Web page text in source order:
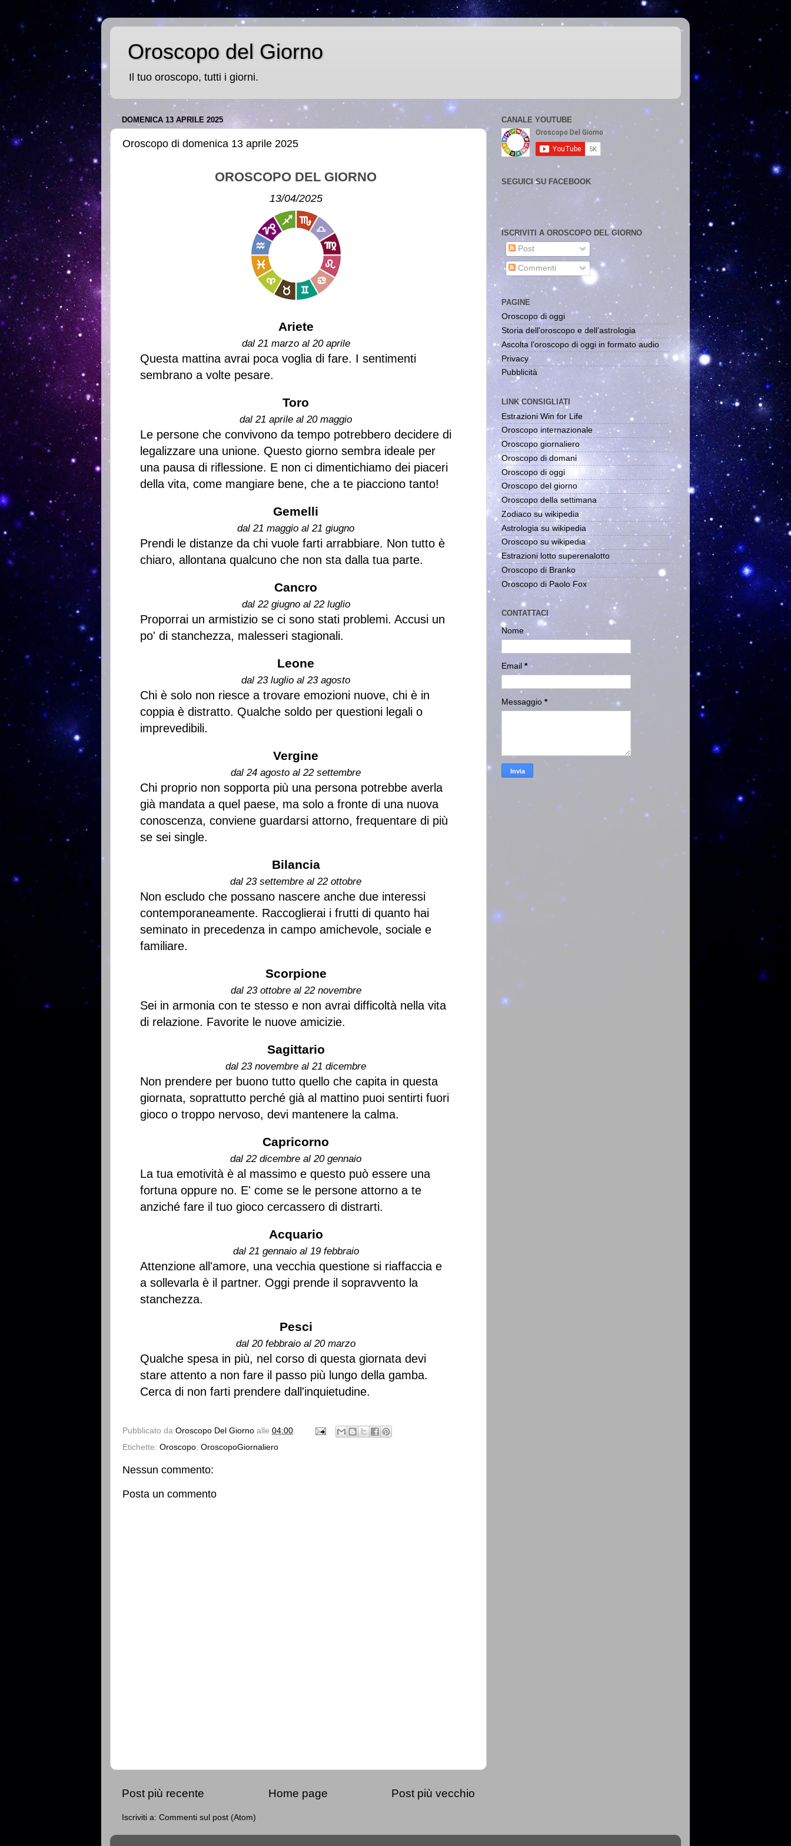
Oroscopo del Giorno
Il tuo oroscopo, tutti i giorni.
DOMENICA 13 APRILE 2025
Oroscopo di domenica 13 aprile 2025
OROSCOPO DEL GIORNO
13/04/2025
Ariete
dal 21 marzo al 20 aprile
Questa mattina avrai poca voglia di fare. I sentimenti
sembrano a volte pesare.
Toro
dal 21 aprile al 20 maggio
Le persone che convivono da tempo potrebbero decidere di
legalizzare una unione. Questo giorno sembra ideale per
una pausa di riflessione. E non ci dimentichiamo dei piaceri
della vita, come mangiare bene, che a te piacciono tanto!
Gemelli
dal 21 maggio al 21 giugno
Prendi le distanze da chi vuole farti arrabbiare. Non tutto è
chiaro, allontana qualcuno che non sta dalla tua parte.
Cancro
dal 22 giugno al 22 luglio
Proporrai un armistizio se ci sono stati problemi. Accusi un
po' di stanchezza, malesseri stagionali.
Leone
dal 23 luglio al 23 agosto
Chi è solo non riesce a trovare emozioni nuove, chi è in
coppia è distratto. Qualche soldo per questioni legali o
imprevedibili.
Vergine
dal 24 agosto al 22 settembre
Chi proprio non sopporta più una persona potrebbe averla
già mandata a quel paese, ma solo a fronte di una nuova
conoscenza, conviene guardarsi attorno, frequentare di più
se sei single.
Bilancia
dal 23 settembre al 22 ottobre
Non escludo che possano nascere anche due interessi
contemporaneamente. Raccoglierai i frutti di quanto hai
seminato in precedenza in campo amichevole, sociale e
familiare.
Scorpione
dal 23 ottobre al 22 novembre
Sei in armonia con te stesso e non avrai difficoltà nella vita
di relazione. Favorite le nuove amicizie.
Sagittario
dal 23 novembre al 21 dicembre
Non prendere per buono tutto quello che capita in questa
giornata, soprattutto perché già al mattino puoi sentirti fuori
gioco o troppo nervoso, devi mantenere la calma.
Capricorno
dal 22 dicembre al 20 gennaio
La tua emotività è al massimo e questo può essere una
fortuna oppure no. E' come se le persone attorno a te
anziché fare il tuo gioco cercassero di distrarti.
Acquario
dal 21 gennaio al 19 febbraio
Attenzione all'amore, una vecchia questione si riaffaccia e
a sollevarla è il partner. Oggi prende il sopravvento la
stanchezza.
Pesci
dal 20 febbraio al 20 marzo
Qualche spesa in più, nel corso di questa giornata devi
stare attento a non fare il passo più lungo della gamba.
Cerca di non farti prendere dall'inquietudine.
Pubblicato da Oroscopo Del Giorno alle 04:00
Etichette: Oroscopo OroscopoGiornaliero
Nessun commento:
Posta un commento
Post più recente Post più vecchio
Home page
Iscriviti a: Commenti sul post (Atom)
CANALE YOUTUBE
SEGUICI SU FACEBOOK
ISCRIVITI A OROSCOPO DEL GIORNO
Post
Commenti
PAGINE
Oroscopo di oggi
Storia dell'oroscopo e dell'astrologia
Ascolta l'oroscopo di oggi in formato audio
Privacy
Pubblicità
LINK CONSIGLIATI
Estrazioni Win for Life
Oroscopo internazionale
Oroscopo giornaliero
Oroscopo di domani
Oroscopo di oggi
Oroscopo del giorno
Oroscopo della settimana
Zodiaco su wikipedia
Astrologia su wikipedia
Oroscopo su wikipedia
Estrazioni lotto superenalotto
Oroscopo di Branko
Oroscopo di Paolo Fox
CONTATTACI
Nome
Email *
Messaggio *